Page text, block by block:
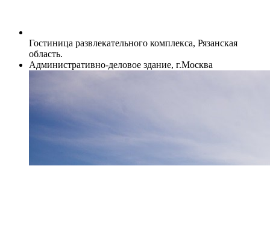
Гостиница развлекательного комплекса, Рязанская
область.
Административно-деловое здание, г.Москва